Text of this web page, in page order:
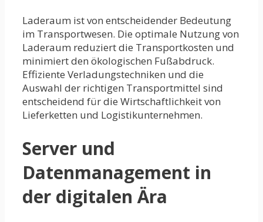
Laderaum ist von entscheidender Bedeutung
im Transportwesen. Die optimale Nutzung von
Laderaum reduziert die Transportkosten und
minimiert den ökologischen Fußabdruck.
Effiziente Verladungstechniken und die
Auswahl der richtigen Transportmittel sind
entscheidend für die Wirtschaftlichkeit von
Lieferketten und Logistikunternehmen.
Server und
Datenmanagement in
der digitalen Ära